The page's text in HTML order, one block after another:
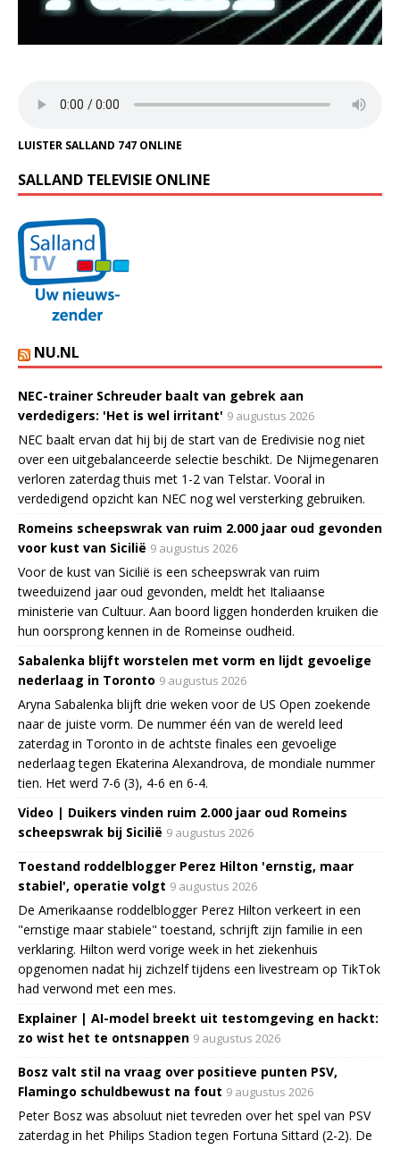
LUISTER SALLAND 747 ONLINE
SALLAND TELEVISIE ONLINE
NU.NL
NEC-trainer Schreuder baalt van gebrek aan
verdedigers: 'Het is wel irritant' 9 augustus 2026
NEC baalt ervan dat hij bij de start van de Eredivisie nog niet
over een uitgebalanceerde selectie beschikt. De Nijmegenaren
verloren zaterdag thuis met 1-2 van Telstar. Vooral in
verdedigend opzicht kan NEC nog wel versterking gebruiken.
Romeins scheepswrak van ruim 2.000 jaar oud gevonden
voor kust van Sicilië 9 augustus 2026
Voor de kust van Sicilië is een scheepswrak van ruim
tweeduizend jaar oud gevonden, meldt het Italiaanse
ministerie van Cultuur. Aan boord liggen honderden kruiken die
hun oorsprong kennen in de Romeinse oudheid.
Sabalenka blijft worstelen met vorm en lijdt gevoelige
nederlaag in Toronto 9 augustus 2026
Aryna Sabalenka blijft drie weken voor de US Open zoekende
naar de juiste vorm. De nummer één van de wereld leed
zaterdag in Toronto in de achtste finales een gevoelige
nederlaag tegen Ekaterina Alexandrova, de mondiale nummer
tien. Het werd 7-6 (3), 4-6 en 6-4.
Video | Duikers vinden ruim 2.000 jaar oud Romeins
scheepswrak bij Sicilië 9 augustus 2026
Toestand roddelblogger Perez Hilton 'ernstig, maar
stabiel', operatie volgt 9 augustus 2026
De Amerikaanse roddelblogger Perez Hilton verkeert in een
"ernstige maar stabiele" toestand, schrijft zijn familie in een
verklaring. Hilton werd vorige week in het ziekenhuis
opgenomen nadat hij zichzelf tijdens een livestream op TikTok
had verwond met een mes.
Explainer | AI-model breekt uit testomgeving en hackt:
zo wist het te ontsnappen 9 augustus 2026
Bosz valt stil na vraag over positieve punten PSV,
Flamingo schuldbewust na fout 9 augustus 2026
Peter Bosz was absoluut niet tevreden over het spel van PSV
zaterdag in het Philips Stadion tegen Fortuna Sittard (2-2). De